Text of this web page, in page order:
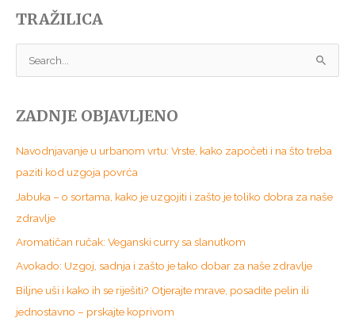
TRAŽILICA
e
r
f
o
r
:
ZADNJE OBJAVLJENO
Navodnjavanje u urbanom vrtu: Vrste, kako započeti i na što treba
paziti kod uzgoja povrća
Jabuka – o sortama, kako je uzgojiti i zašto je toliko dobra za naše
zdravlje
Aromatičan ručak: Veganski curry sa slanutkom
Avokado: Uzgoj, sadnja i zašto je tako dobar za naše zdravlje
Biljne uši i kako ih se riješiti? Otjerajte mrave, posadite pelin ili
jednostavno – prskajte koprivom